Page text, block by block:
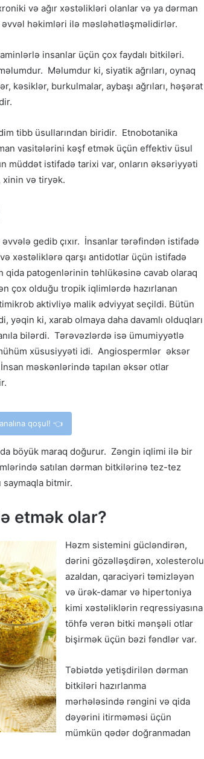
və ağır xəstəlikləri olanlar və ya dərman
həkimləri ilə məsləhətləşməlidirlər.
insanlar üçün çox faydalı bitkiləri.
Məlumdur ki, siyatik ağrıları, oynaq
kəsiklər, burkulmalar, aybaşı ağrıları, həşərat
tibb üsullarından biridir. Etnobotanika
vasitələrini kəşf etmək üçün effektiv üsul
müddət istifadə tarixi var, onların əksəriyyəti
xinin və tiryək.
gedib çıxır. İnsanlar tərəfindən istifadə
xəstəliklərə qarşı antidotlar üçün istifadə
qida patogenlərinin təhlükəsinə cavab olaraq
çox olduğu tropik iqlimlərdə hazırlanan
aktivliyə malik ədviyyat seçildi. Bütün
ki, xarab olmaya daha davamlı olduqları
bilərdi. Tərəvəzlərdə isə ümumiyyətlə
xüsusiyyəti idi. Angiospermlər əksər
məskənlərində tapılan əksər otlar
qoşul! 👈
böyük maraq doğurur. Zəngin iqlimi ilə bir
satılan dərman bitkilərinə tez-tez
saymaqla bitmir.
olar?
Həzm sistemini gücləndirən,
dərini gözəlləşdirən, xolesterolu
azaldan, qaraciyəri təmizləyən
və ürək-damar və hipertoniya
kimi xəstəliklərin reqressiyasına
töhfə verən bitki mənşəli otlar
bişirmək üçün bəzi fəndlər var.
Təbiətdə yetişdirilən dərman
bitkiləri hazırlanma
mərhələsində rəngini və qida
dəyərini itirməməsi üçün
mümkün qədər doğranmadan